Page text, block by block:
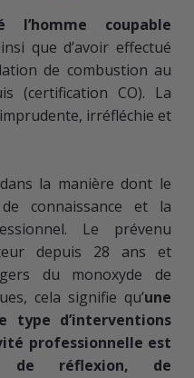
coupable
que d’avoir effectué
de combustion au
(certification CO). La
irréfléchie et
la manière dont le
connaissance et la
Le prévenu
depuis 28 ans et
du monoxyde de
cela signifie qu’une
type d’interventions
professionnelle est
de réflexion, de